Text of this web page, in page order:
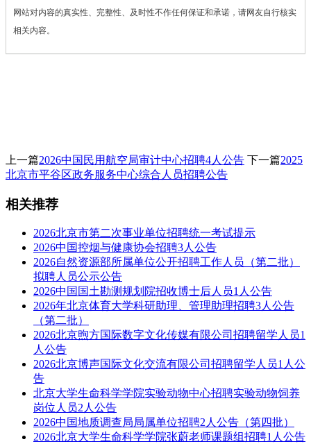
网站对内容的真实性、完整性、及时性不作任何保证和承诺，请网友自行核实
相关内容。
上一篇2026中国民用航空局审计中心招聘4人公告 下一篇2025
北京市平谷区政务服务中心综合人员招聘公告
相关推荐
2026北京市第二次事业单位招聘统一考试提示
2026中国控烟与健康协会招聘3人公告
2026自然资源部所属单位公开招聘工作人员（第二批）
拟聘人员公示公告
2026中国国土勘测规划院招收博士后人员1人公告
2026年北京体育大学科研助理、管理助理招聘3人公告
（第二批）
2026北京煦方国际数字文化传媒有限公司招聘留学人员1
人公告
2026北京博声国际文化交流有限公司招聘留学人员1人公
告
北京大学生命科学学院实验动物中心招聘实验动物饲养
岗位人员2人公告
2026中国地质调查局局属单位招聘2人公告（第四批）
2026北京大学生命科学学院张蔚老师课题组招聘1人公告